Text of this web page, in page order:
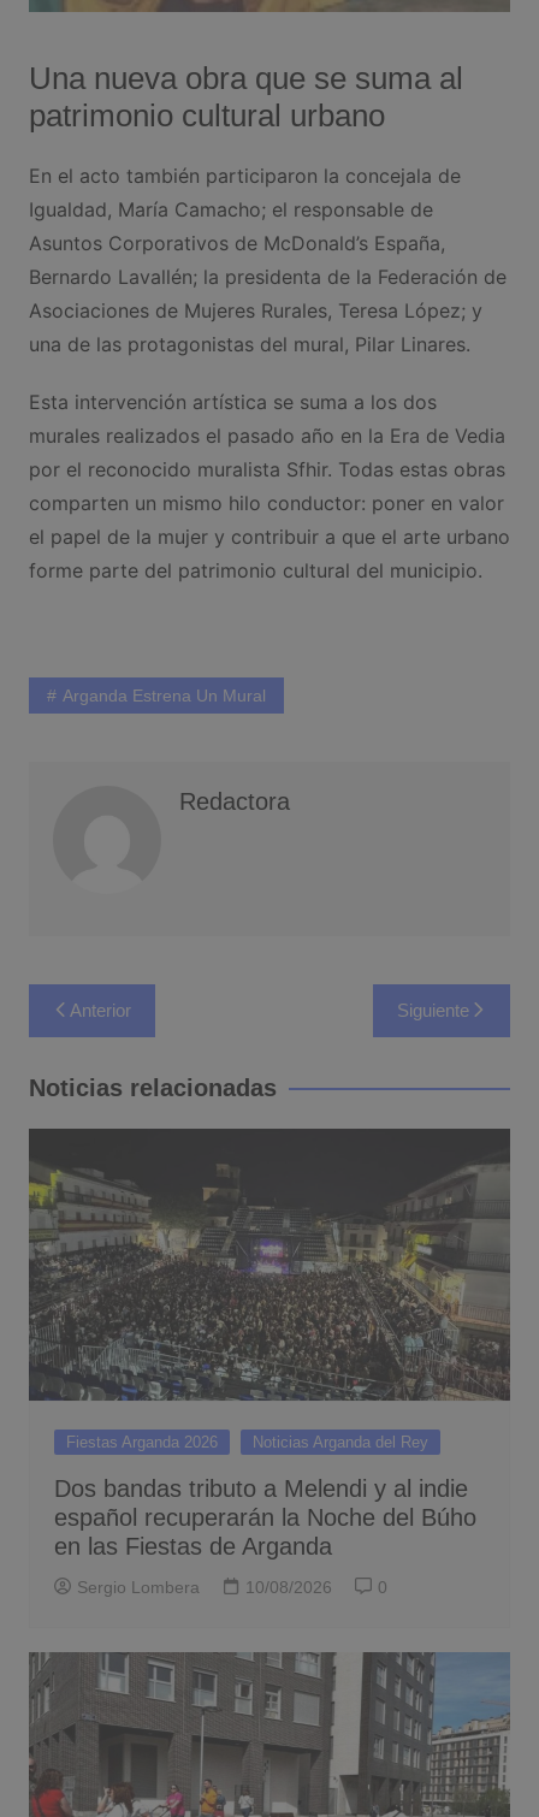
Una nueva obra que se suma al
patrimonio cultural urbano
En el acto también participaron la concejala de
Igualdad, María Camacho; el responsable de
Asuntos Corporativos de McDonald’s España,
Bernardo Lavallén; la presidenta de la Federación de
Asociaciones de Mujeres Rurales, Teresa López; y
una de las protagonistas del mural, Pilar Linares.
Esta intervención artística se suma a los dos
murales realizados el pasado año en la Era de Vedia
por el reconocido muralista Sfhir. Todas estas obras
comparten un mismo hilo conductor: poner en valor
el papel de la mujer y contribuir a que el arte urbano
forme parte del patrimonio cultural del municipio.
Arganda Estrena Un Mural
Redactora
Navegación
de
entradas
Anterior Siguiente
Noticias relacionadas
Fiestas Arganda 2026 Noticias Arganda del Rey
Dos bandas tributo a Melendi y al indie
español recuperarán la Noche del Búho
en las Fiestas de Arganda
Sergio Lombera 10/08/2026 0